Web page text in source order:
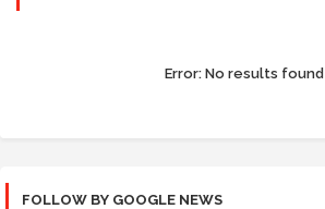
Error: No results found
FOLLOW BY GOOGLE NEWS